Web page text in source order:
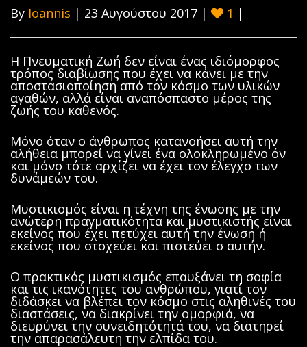
By Ioannis | 23 Αυγούστου 2017 | 1 |
Η Πνευματική Ζωή δεν είναι ένας ιδιόμορφος
τρόπος διαβίωσης που έχει να κάνει με την
αποστασιοποίηση από τον κόσμο των υλικών
αγαθών, αλλά είναι αναπόσπαστο μέρος της
ζωής του καθενός.
Μόνο όταν ο άνθρωπος κατανοήσει αυτή την
αλήθεια μπορεί να γίνει ένα ολοκληρωμένο όν
και μόνο τότε αρχίζει να έχει τον έλεγχο των
δυνάμεών του.
Μυστικισμός είναι η τέχνη της ένωσης με την
ανώτερη πραγματικότητα και μυστικιστής είναι
εκείνος που έχει πετύχει αυτή την ένωση ή
εκείνος που στοχεύει και πιστεύει σ αυτήν.
Ο πρακτικός μυστικισμός επαυξάνει τη σοφία
και τις ικανότητες του ανθρώπου, γιατί τον
διδάσκει να βλέπει τον κόσμο στις αληθινές του
διαστάσεις, να διακρίνει την ομορφιά, να
διευρύνει την συνειδητότητά του, να διατηρεί
την απαρασάλευτη την ελπίδα του.